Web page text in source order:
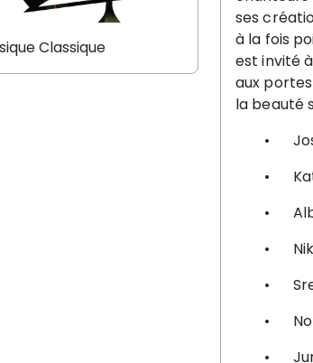
ses
à la fois
est invité
aux portes
la beauté
•
•
•
•
•
•
•
Classique